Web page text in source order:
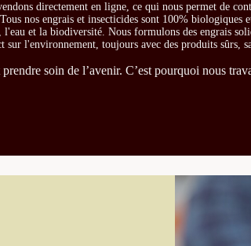
directement en ligne, ce qui nous permet de
nos engrais et insecticides sont 100%
et la biodiversité. Nous formulons des engrais
l'environnement, toujours avec des produits sûrs,
soin de l’avenir. C’est pourquoi nous